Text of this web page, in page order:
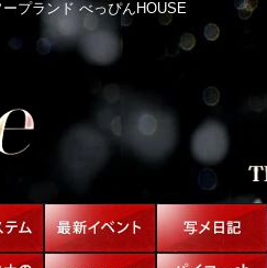
プランド べっぴんHOUSE